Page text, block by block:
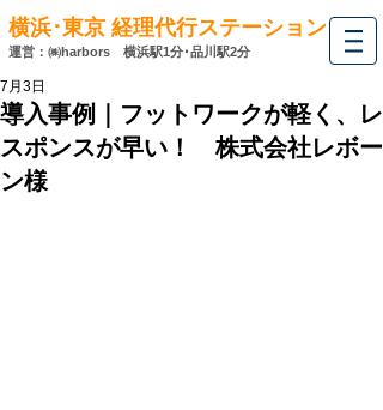
横浜･東京 経理代行ステーション
運営：㈱harbors 横浜駅1分･品川駅2分
導入事例｜フットワークが軽く、レ
スポンスが早い！ 株式会社レボー
ン様
7月3日